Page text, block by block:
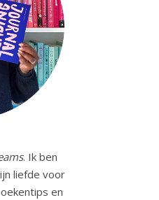
. Ik ben
liefde voor
en